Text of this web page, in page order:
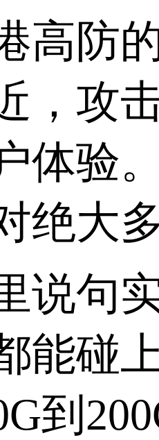
防的
，攻
体验
绝大
句实
能碰
到